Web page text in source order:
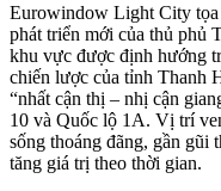
Eurowindow Light City
phát triển mới của thủ phủ
khu vực được định hướng
chiến lược của tỉnh Thanh
“nhất cận thị – nhị cận
10 và Quốc lộ 1A. Vị trí
sống thoáng đãng, gần gũi
tăng giá trị theo thời gian.